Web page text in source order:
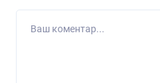
Ваш коментар...